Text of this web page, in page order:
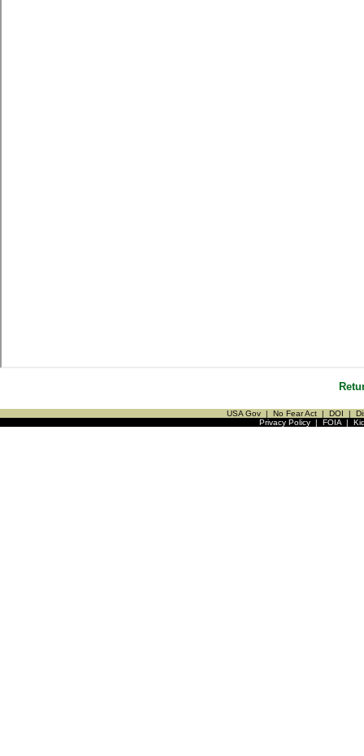
USA Gov | No Fear Act | DOI |
Privacy Policy| FOIA|